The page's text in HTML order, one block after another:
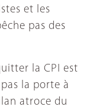
et les
pas des
la CPI est
la porte à
atroce du